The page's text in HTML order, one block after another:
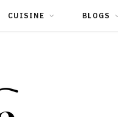
CUISINE BLOGS